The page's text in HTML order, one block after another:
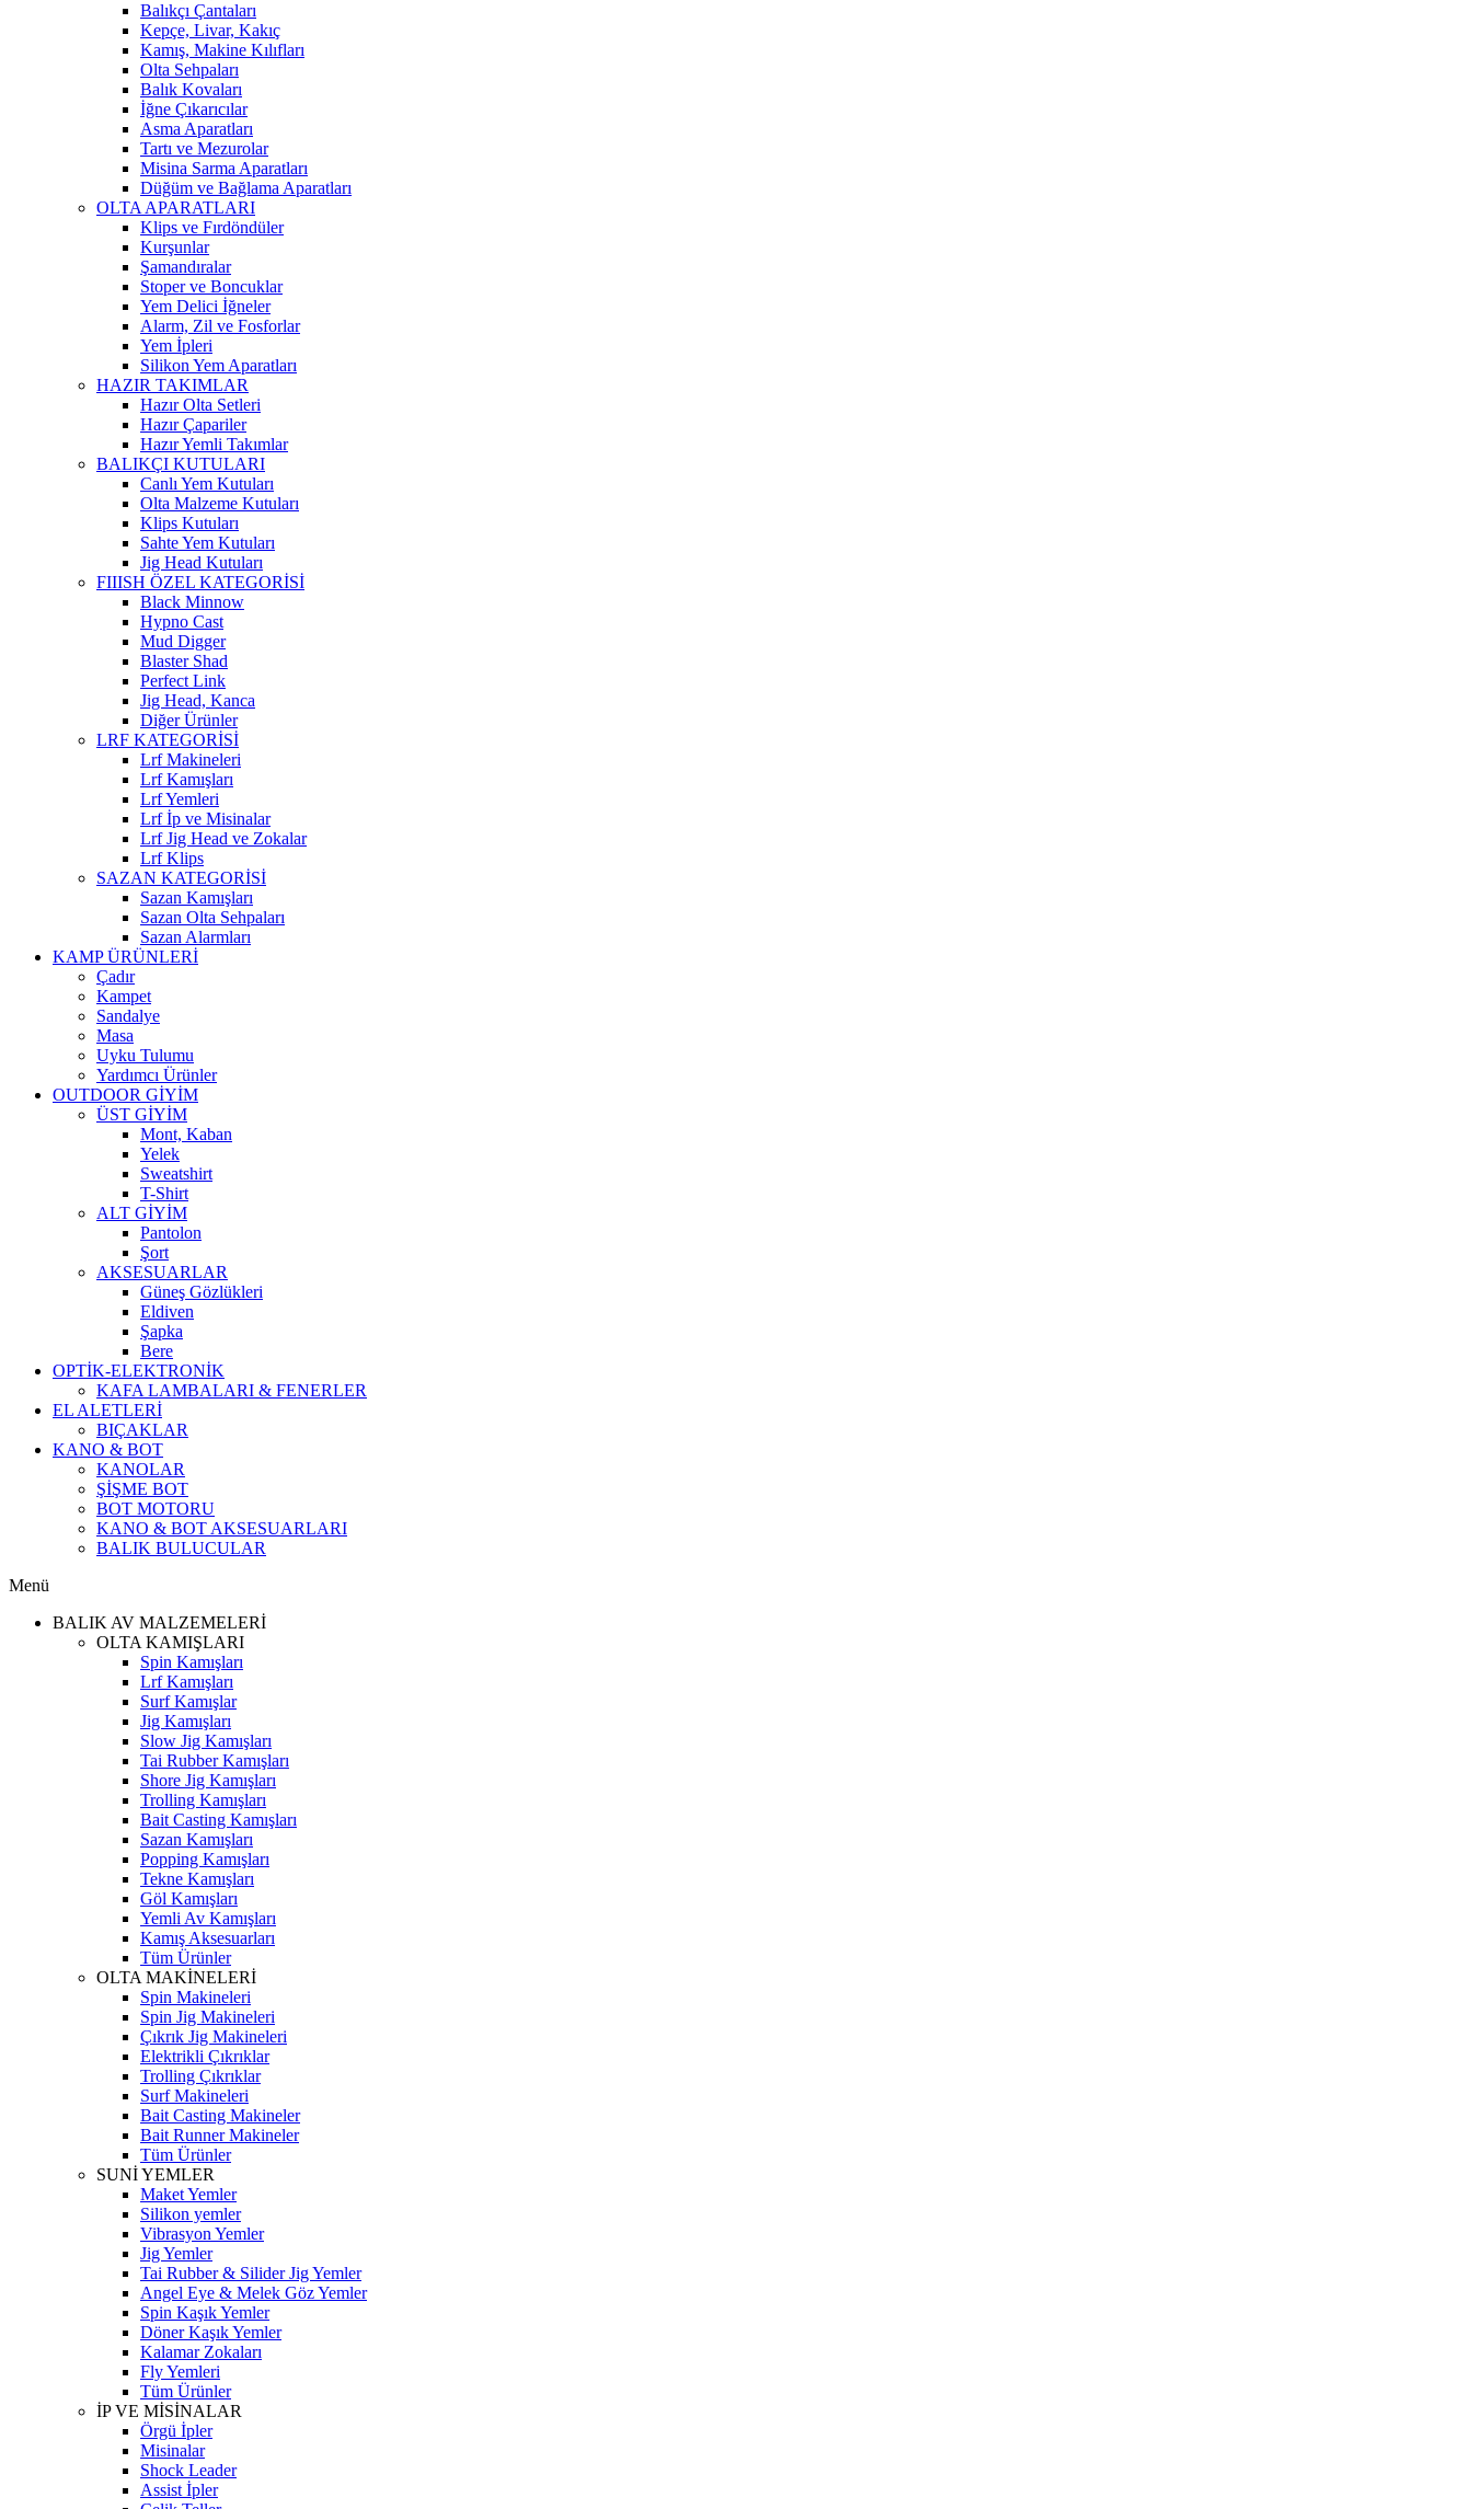
Balıkçı Çantaları
Kepçe, Livar, Kakıç
Kamış, Makine Kılıfları
Olta Sehpaları
Balık Kovaları
İğne Çıkarıcılar
Asma Aparatları
Tartı ve Mezurolar
Misina Sarma Aparatları
Düğüm ve Bağlama Aparatları
OLTA APARATLARI
Klips ve Fırdöndüler
Kurşunlar
Şamandıralar
Stoper ve Boncuklar
Yem Delici İğneler
Alarm, Zil ve Fosforlar
Yem İpleri
Silikon Yem Aparatları
HAZIR TAKIMLAR
Hazır Olta Setleri
Hazır Çapariler
Hazır Yemli Takımlar
BALIKÇI KUTULARI
Canlı Yem Kutuları
Olta Malzeme Kutuları
Klips Kutuları
Sahte Yem Kutuları
Jig Head Kutuları
FIIISH ÖZEL KATEGORİSİ
Black Minnow
Hypno Cast
Mud Digger
Blaster Shad
Perfect Link
Jig Head, Kanca
Diğer Ürünler
LRF KATEGORİSİ
Lrf Makineleri
Lrf Kamışları
Lrf Yemleri
Lrf İp ve Misinalar
Lrf Jig Head ve Zokalar
Lrf Klips
SAZAN KATEGORİSİ
Sazan Kamışları
Sazan Olta Sehpaları
Sazan Alarmları
KAMP ÜRÜNLERİ
Çadır
Kampet
Sandalye
Masa
Uyku Tulumu
Yardımcı Ürünler
OUTDOOR GİYİM
ÜST GİYİM
Mont, Kaban
Yelek
Sweatshirt
T-Shirt
ALT GİYİM
Pantolon
Şort
AKSESUARLAR
Güneş Gözlükleri
Eldiven
Şapka
Bere
OPTİK-ELEKTRONİK
KAFA LAMBALARI & FENERLER
EL ALETLERİ
BIÇAKLAR
KANO & BOT
KANOLAR
ŞİŞME BOT
BOT MOTORU
KANO & BOT AKSESUARLARI
BALIK BULUCULAR
Menü
BALIK AV MALZEMELERİ
OLTA KAMIŞLARI
Spin Kamışları
Lrf Kamışları
Surf Kamışlar
Jig Kamışları
Slow Jig Kamışları
Tai Rubber Kamışları
Shore Jig Kamışları
Trolling Kamışları
Bait Casting Kamışları
Sazan Kamışları
Popping Kamışları
Tekne Kamışları
Göl Kamışları
Yemli Av Kamışları
Kamış Aksesuarları
Tüm Ürünler
OLTA MAKİNELERİ
Spin Makineleri
Spin Jig Makineleri
Çıkrık Jig Makineleri
Elektrikli Çıkrıklar
Trolling Çıkrıklar
Surf Makineleri
Bait Casting Makineler
Bait Runner Makineler
Tüm Ürünler
SUNİ YEMLER
Maket Yemler
Silikon yemler
Vibrasyon Yemler
Jig Yemler
Tai Rubber & Silider Jig Yemler
Angel Eye & Melek Göz Yemler
Spin Kaşık Yemler
Döner Kaşık Yemler
Kalamar Zokaları
Fly Yemleri
Tüm Ürünler
İP VE MİSİNALAR
Örgü İpler
Misinalar
Shock Leader
Assist İpler